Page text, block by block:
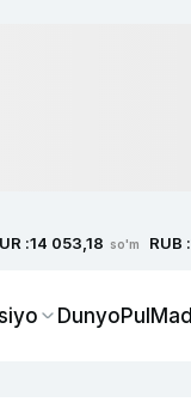
:14 053,18 so'm RUB :
DunyoPul